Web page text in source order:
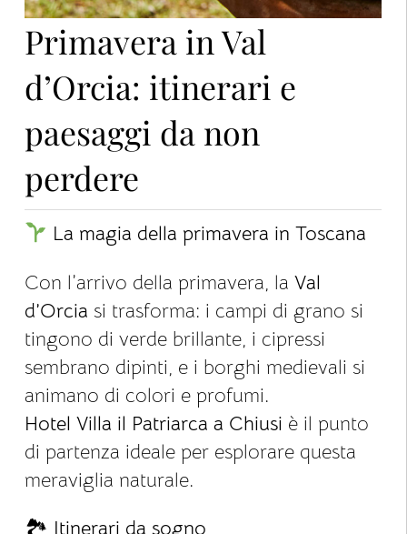
Primavera in Val
d’Orcia: itinerari e
paesaggi da non
perdere
La magia della primavera in Toscana
Con l’arrivo della primavera, la Val
d’Orcia si trasforma: i campi di grano si
tingono di verde brillante, i cipressi
sembrano dipinti, e i borghi medievali si
animano di colori e profumi.
Hotel Villa il Patriarca a Chiusi è il punto
di partenza ideale per esplorare questa
meraviglia naturale.
🏞 ️ Itinerari da sogno